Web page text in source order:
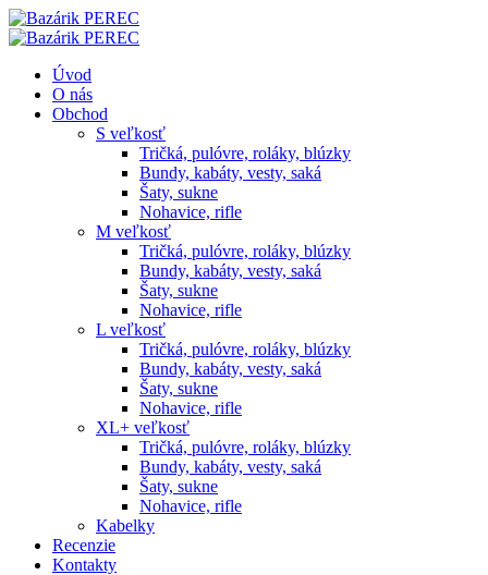
Úvod
O nás
Obchod
S veľkosť
Tričká, pulóvre, roláky, blúzky
Bundy, kabáty, vesty, saká
Šaty, sukne
Nohavice, rifle
M veľkosť
Tričká, pulóvre, roláky, blúzky
Bundy, kabáty, vesty, saká
Šaty, sukne
Nohavice, rifle
L veľkosť
Tričká, pulóvre, roláky, blúzky
Bundy, kabáty, vesty, saká
Šaty, sukne
Nohavice, rifle
XL+ veľkosť
Tričká, pulóvre, roláky, blúzky
Bundy, kabáty, vesty, saká
Šaty, sukne
Nohavice, rifle
Kabelky
Recenzie
Kontakty